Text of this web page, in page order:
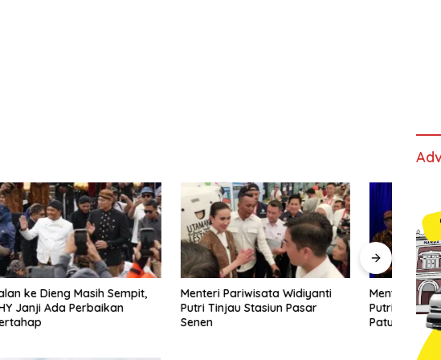
Menteri Pariwisata Widiyanti
Putri Tinjau Stasiun Pasar
Senen
Menteri Pariwisata Widiyanti
Putri Tegaskan Pentingnya